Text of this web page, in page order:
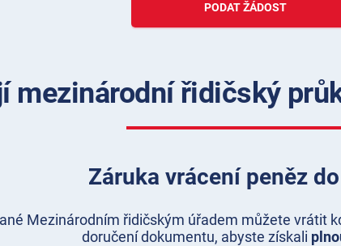
PODAT ŽÁDOST
mezinárodní řidičský
Záruka vrácení peněz
Mezinárodním řidičským úřadem můžete vrátit
doručení dokumentu, abyste získali